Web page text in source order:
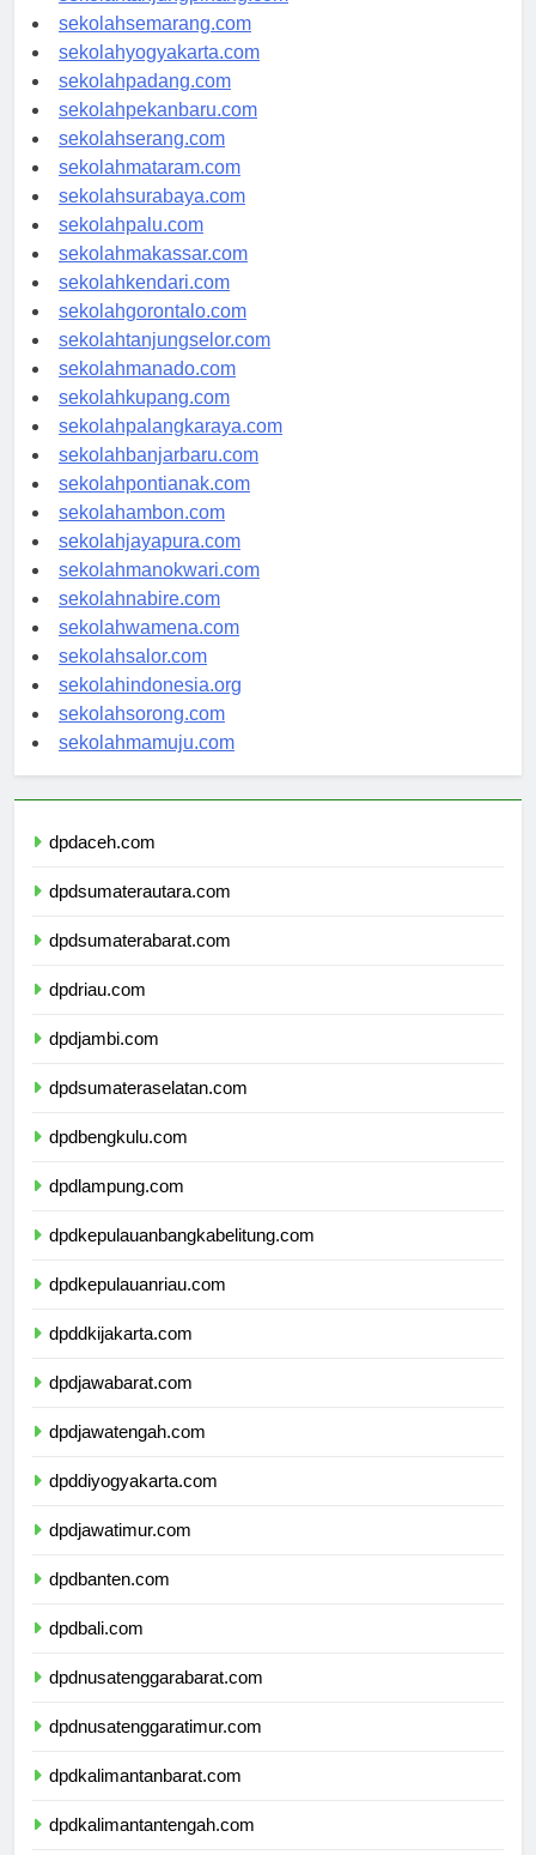
sekolahtanjungpinang.com
sekolahsemarang.com
sekolahyogyakarta.com
sekolahpadang.com
sekolahpekanbaru.com
sekolahserang.com
sekolahmataram.com
sekolahsurabaya.com
sekolahpalu.com
sekolahmakassar.com
sekolahkendari.com
sekolahgorontalo.com
sekolahtanjungselor.com
sekolahmanado.com
sekolahkupang.com
sekolahpalangkaraya.com
sekolahbanjarbaru.com
sekolahpontianak.com
sekolahambon.com
sekolahjayapura.com
sekolahmanokwari.com
sekolahnabire.com
sekolahwamena.com
sekolahsalor.com
sekolahindonesia.org
sekolahsorong.com